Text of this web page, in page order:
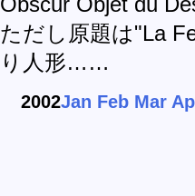
ただし原題は"La
り人形……
2002Jan Feb Mar